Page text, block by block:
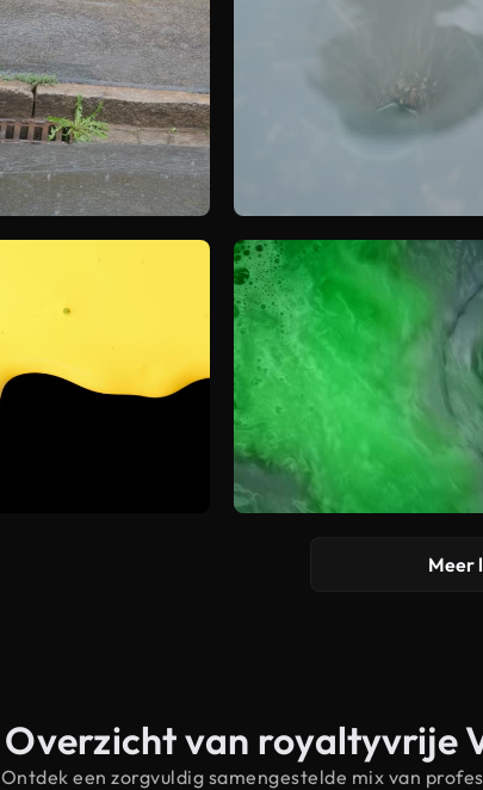
Meer
Overzicht van royaltyvrije
Ontdek een zorgvuldig samengestelde mix van